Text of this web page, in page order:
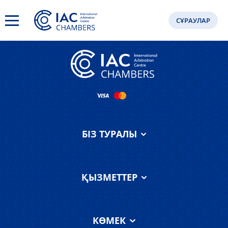
СҰРАУЛАР
БІЗ ТУРАЛЫ
IAC Chambers
туралы
Біздің команда
АХҚО соты туралы
ҚЫЗМЕТТЕР
Қызметтер
Пікірлер
КӨМЕК